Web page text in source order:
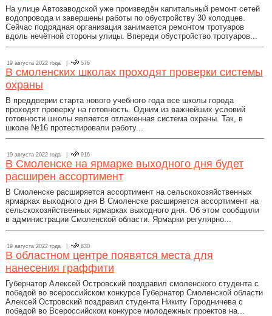
На улице Автозаводской уже произведён капитальный ремонт сетей
водопровода и завершены работы по обустройству 30 колодцев.
Сейчас подрядная организация занимается ремонтом тротуаров
вдоль нечётной стороны улицы. Впереди обустройство тротуаров...
19 августа 2022 года | 576
В смоленских школах проходят проверки системы
охраны
В преддверии старта нового учебного года все школы города
проходят проверку на готовность. Одним из важнейших условий
готовности школы является отлаженная система охраны. Так, в
школе №16 протестировали работу...
19 августа 2022 года | 916
В Смоленске на ярмарке выходного дня будет
расширен ассортимент
В Смоленске расширяется ассортимент на сельскохозяйственных
ярмарках выходного дня В Смоленске расширяется ассортимент на
сельскохозяйственных ярмарках выходного дня. Об этом сообщили
в администрации Смоленской области. Ярмарки регулярно...
19 августа 2022 года | 830
В областном центре появятся места для
нанесения граффити
Губернатор Алексей Островский поздравил смоленского студента с
победой во всероссийском конкурсе Губернатор Смоленской области
Алексей Островский поздравил студента Никиту Городничева с
победой во Всероссийском конкурсе молодежных проектов на...